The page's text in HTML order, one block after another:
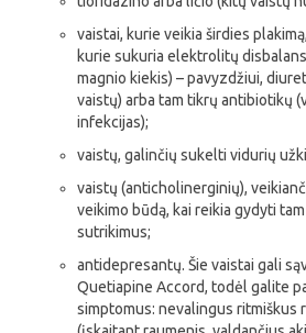
vaistai, kurie veikia širdies
kurie sukuria elektrolitų
magnio kiekis) – pavyzdžiui,
vaistų) arba tam tikrų antibiotikų
infekcijas);
vaistų, galinčių sukelti vidurių
vaistų (anticholinerginių),
veikimo būdą, kai reikia gydyti
sutrikimus;
antidepresantų. Šie vaistai gali
Quetiapine Accord, todėl galite
simptomus: nevalingus ritmiškus